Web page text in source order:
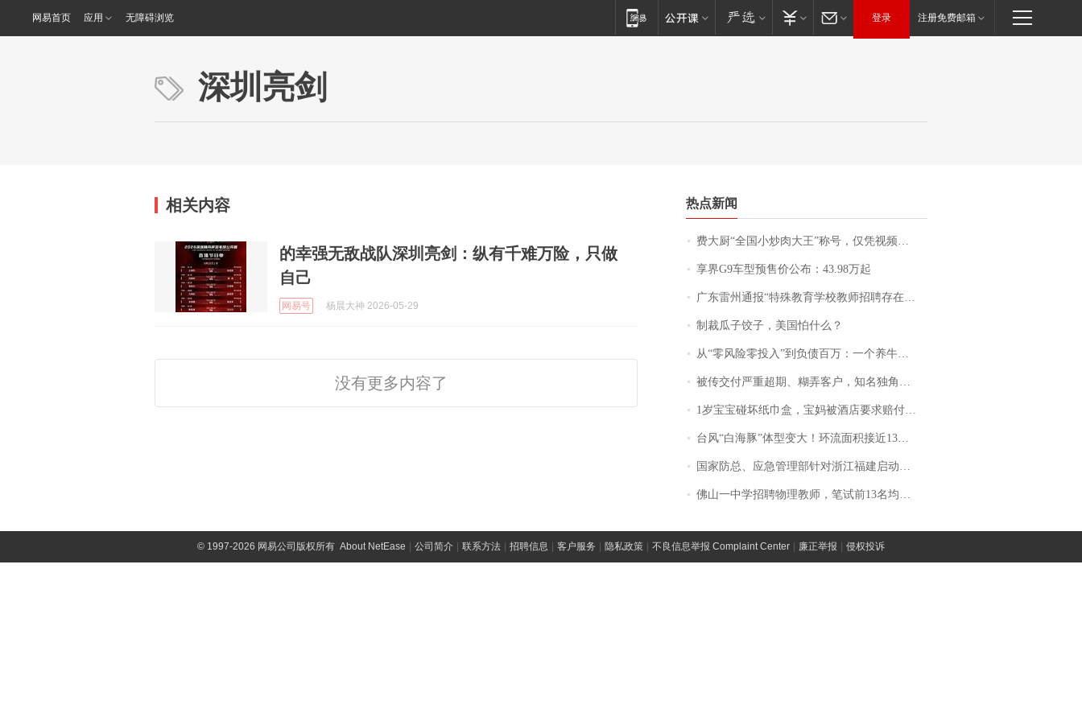
网易首页 应用 无障碍浏览 登录 注册免费邮箱
深圳亮剑
相关内容
的幸强无敌战队深圳亮剑：纵有千难万险，只做
自己
网易号 杨晨大神 2026-05-29
没有更多内容了
热点新闻
费大厨“全国小炒肉大王”称号，仅凭视频评出？中国烹饪协会回应
享界G9车型预售价公布：43.98万起
广东雷州通报“特殊教育学校教师招聘存在违规行为”：已启动问责程序 副校长被停职
制裁瓜子饺子，美国怕什么？
从“零风险零投入”到负债百万：一个养牛项目崩盘后，谁该为农户的贷款买单丨红星调查
被传交付严重超期、糊弄客户，知名独角兽车企创始人回应：都没证据，将依法采取措施，“本人长期与美国交管局保持沟通，对方表示肯定”
1岁宝宝碰坏纸巾盒，宝妈被酒店要求赔付924元！三亚一酒店回复：骨瓷定制！网友一查价格，吵翻了
台风“白海豚”体型变大！环流面积接近13个浙江那么大
国家防总、应急管理部针对浙江福建启动防汛防台风四级应急响应
佛山一中学招聘物理教师，笔试前13名均遭淘汰？教育局：已叫停招聘，成立调查组全面核查
©1997-2026 网易公司版权所有 About NetEase 公司简介 联系方法 招聘信息 客户服务 隐私政策 不良信息举报 Complaint Center 廉正举报 侵权投诉